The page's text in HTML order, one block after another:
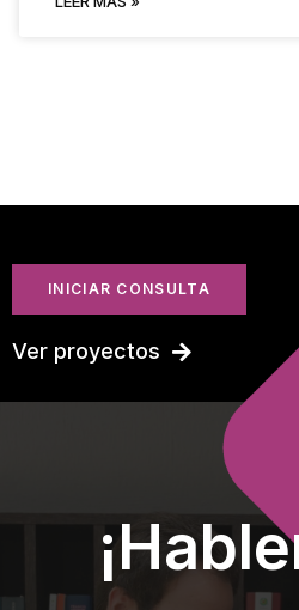
INICIAR CONSULTA
Ver proyectos